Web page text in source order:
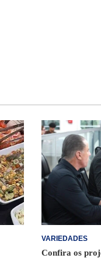
VARIEDADES
Confira os